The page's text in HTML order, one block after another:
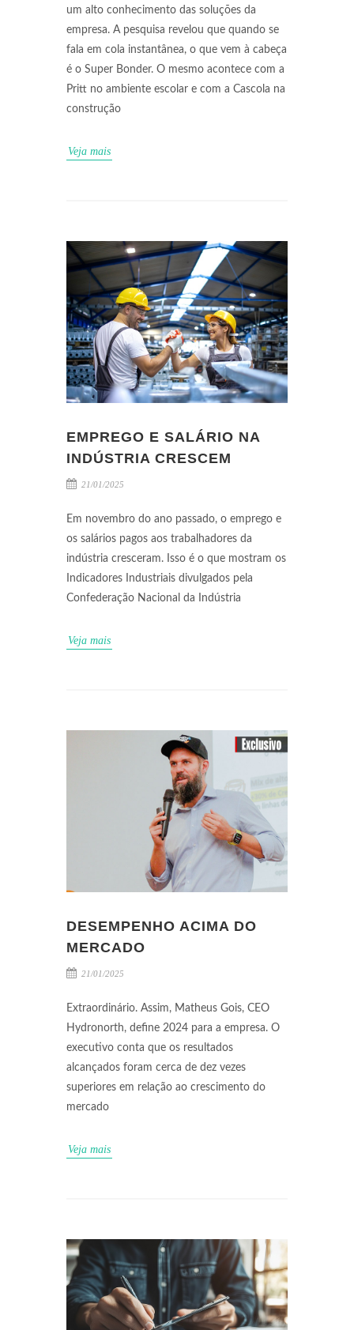
um alto conhecimento das soluções da
empresa. A pesquisa revelou que quando se
fala em cola instantânea, o que vem à cabeça
é o Super Bonder. O mesmo acontece com a
Pritt no ambiente escolar e com a Cascola na
construção
Veja mais
EMPREGO E SALÁRIO NA
INDÚSTRIA CRESCEM
21/01/2025
Em novembro do ano passado, o emprego e
os salários pagos aos trabalhadores da
indústria cresceram. Isso é o que mostram os
Indicadores Industriais divulgados pela
Confederação Nacional da Indústria
Veja mais
DESEMPENHO ACIMA DO
MERCADO
21/01/2025
Extraordinário. Assim, Matheus Gois, CEO
Hydronorth, define 2024 para a empresa. O
executivo conta que os resultados
alcançados foram cerca de dez vezes
superiores em relação ao crescimento do
mercado
Veja mais